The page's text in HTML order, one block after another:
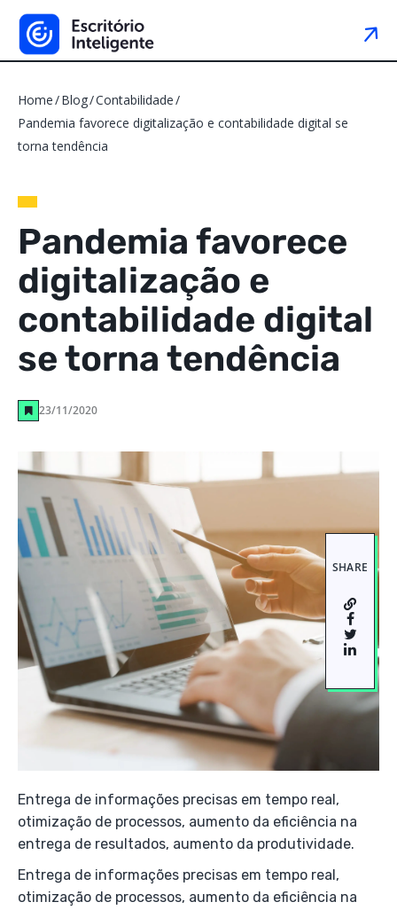
Home Blog Contabilidade
Pandemia favorece digitalização e contabilidade digital se
torna tendência
Pandemia favorece
digitalização e
contabilidade digital
se torna tendência
23/11/2020
SHARE
Entrega de informações precisas em tempo real,
otimização de processos, aumento da eficiência na
entrega de resultados, aumento da produtividade.
Entrega de informações precisas em tempo real,
otimização de processos, aumento da eficiência na